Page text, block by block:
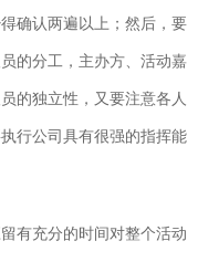
确认两遍以上；然后，要
的分工，主办方、活动嘉
的独立性，又要注意各人
行公司具有很强的指挥能
有充分的时间对整个活动